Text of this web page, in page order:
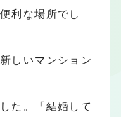
利な場所でし
しいマンション
た。「結婚して